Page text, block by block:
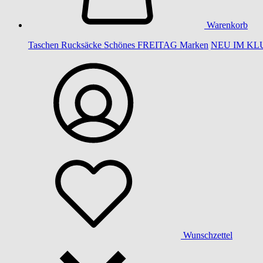
Warenkorb
Taschen Rucksäcke Schönes FREITAG Marken NEU IM
Wunschzettel